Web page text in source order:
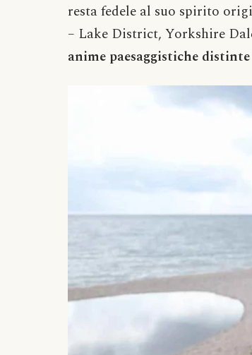
resta fedele al suo spirito
– Lake District, Yorkshire
anime paesaggistiche distinte